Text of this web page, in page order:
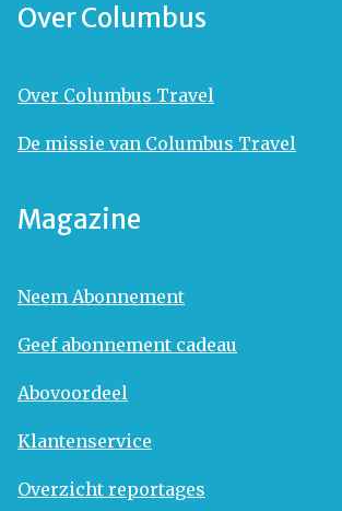
Over Columbus
Over Columbus Travel
De missie van Columbus Travel
Magazine
Neem Abonnement
Geef abonnement cadeau
Abovoordeel
Klantenservice
Overzicht reportages